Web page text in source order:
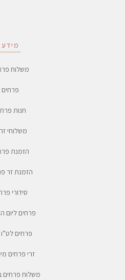
מידע
משלוח
פרחים
חנות
משלוחי
הזמנת
הזמנת זר
סידורי
פרחים ליום
פרחים
זרי פרחים
משלוח פרחים